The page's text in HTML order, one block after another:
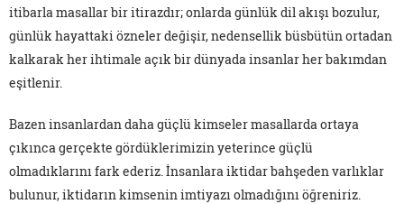
itibarla masallar bir itirazdır; onlarda günlük dil akışı bozulur,
günlük hayattaki özneler değişir, nedensellik büsbütün ortadan
kalkarak her ihtimale açık bir dünyada insanlar her bakımdan
eşitlenir.
Bazen insanlardan daha güçlü kimseler masallarda ortaya
çıkınca gerçekte gördüklerimizin yeterince güçlü
olmadıklarını fark ederiz. İnsanlara iktidar bahşeden varlıklar
bulunur, iktidarın kimsenin imtiyazı olmadığını öğreniriz.